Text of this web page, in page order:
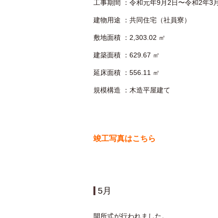
⼯事期間 ：令和元年9⽉2⽇〜令和2年3
建物⽤途 ：共同住宅（社員寮）
敷地⾯積 ：2,303.02 ㎡
建築⾯積 ：629.67 ㎡
延床⾯積 ：556.11 ㎡
規模構造 ：⽊造平屋建て
竣工写真はこちら
5月
開所式が行われました。